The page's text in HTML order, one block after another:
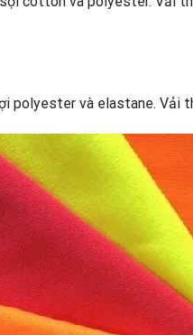
polyester và elastane. Vải